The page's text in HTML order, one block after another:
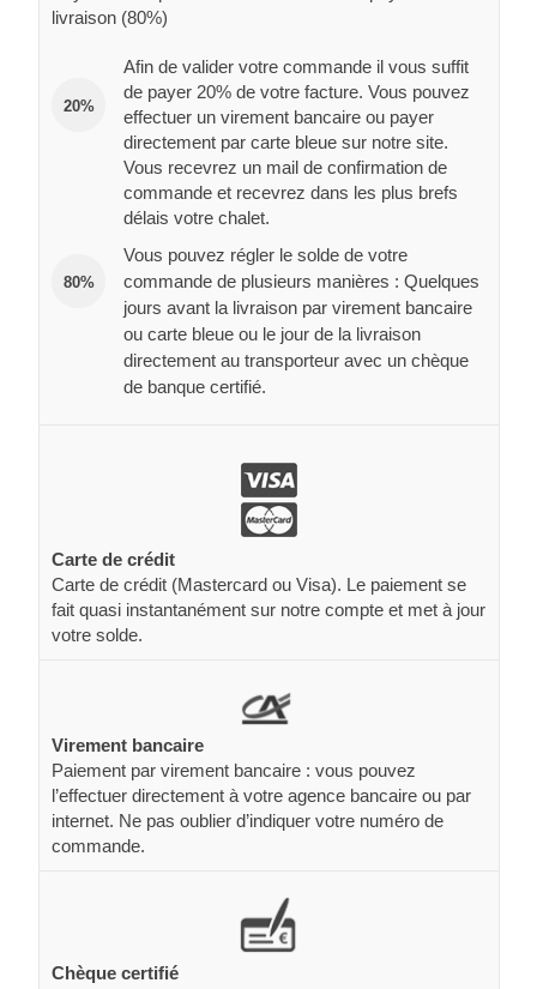
livraison (80%)
20%
Afin de valider votre commande il vous suffit
de payer 20% de votre facture. Vous pouvez
effectuer un virement bancaire ou payer
directement par carte bleue sur notre site.
Vous recevrez un mail de confirmation de
commande et recevrez dans les plus brefs
délais votre chalet.
80%
Vous pouvez régler le solde de votre
commande de plusieurs manières : Quelques
jours avant la livraison par virement bancaire
ou carte bleue ou le jour de la livraison
directement au transporteur avec un chèque
de banque certifié.
Carte de crédit
Carte de crédit (Mastercard ou Visa). Le paiement se
fait quasi instantanément sur notre compte et met à jour
votre solde.
Virement bancaire
Paiement par virement bancaire : vous pouvez
l’effectuer directement à votre agence bancaire ou par
internet. Ne pas oublier d’indiquer votre numéro de
commande.
Chèque certifié